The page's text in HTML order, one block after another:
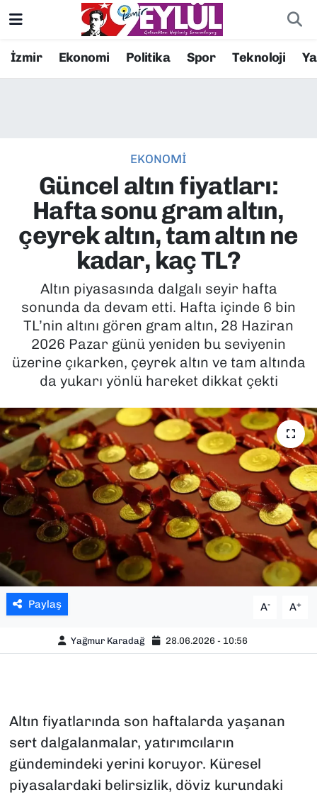
İzmir Ekonomi Politika Spor Teknoloji
EKONOMİ
Güncel altın fiyatları:
Hafta sonu gram altın,
çeyrek altın, tam altın ne
kadar, kaç TL?
Altın piyasasında dalgalı seyir hafta
sonunda da devam etti. Hafta içinde 6 bin
TL’nin altını gören gram altın, 28 Haziran
2026 Pazar günü yeniden bu seviyenin
üzerine çıkarken, çeyrek altın ve tam altında
da yukarı yönlü hareket dikkat çekti
Paylaş A- A+
Yağmur Karadağ 28.06.2026 - 10:56
Altın fiyatlarında son haftalarda yaşanan
sert dalgalanmalar, yatırımcıların
gündemindeki yerini koruyor. Küresel
piyasalardaki belirsizlik, döviz kurundaki
Resmi İlanlar
EKONOMİ
KÜLTÜR SANAT
MAGAZİN
POLİTİKA
SAĞLIK
SPOR
TEKNOLOJİ
YAŞAM
YEREL YÖNETİMLER
Konak Nöbetçi Eczaneler
Süper Lig Puan Durumu ve Fikstür
Tüm Manşetler
Son Dakika Haberleri
Haber Arşivi